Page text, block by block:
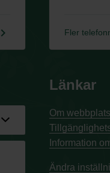
keyboard_arrow_right Fler
Länkar
Om
Information
Ändra